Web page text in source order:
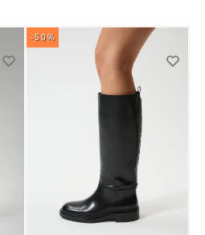
-50%